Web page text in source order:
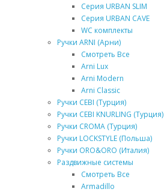
Серия URBAN SLIM
Серия URBAN CAVE
WC комплекты
Ручки ARNI (Арни)
Смотреть Все
Arni Lux
Arni Modern
Arni Classic
Ручки CEBI (Турция)
Ручки CEBI KNURLING (Турция)
Ручки CROMA (Турция)
Ручки LOCKSTYLE (Польша)
Ручки ORO&ORO (Италия)
Раздвижные системы
Смотреть Все
Armadillo